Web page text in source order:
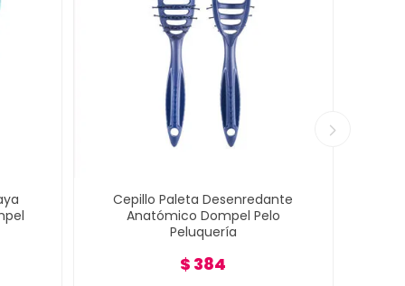
Cepillo Paleta Desenredante
Anatómico Dompel Pelo
Peluquería
$ 384